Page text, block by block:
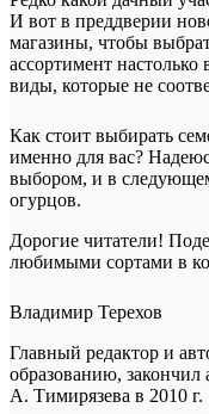
И вот в преддверии
магазины, чтобы
ассортимент
виды, которые не
Как стоит выбирать
именно для вас?
выбором, и в
огурцов.
Дорогие читатели!
любимыми сортами в
Владимир Терехов
Главный редактор и
образованию,
А. Тимирязева в 2010 г.